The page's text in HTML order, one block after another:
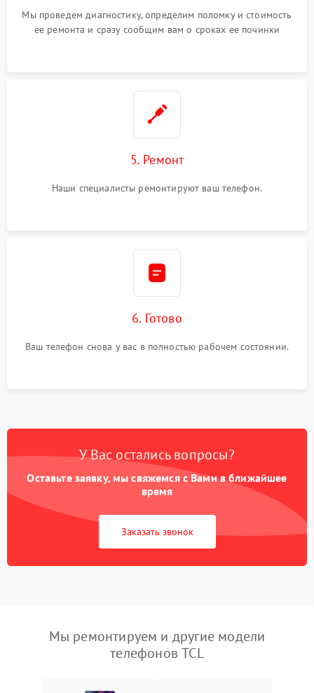
Мы проведем диагностику, определим поломку и стоимость
ее ремонта и сразу сообщим вам о сроках ее починки
5. Ремонт
Наши специалисты ремонтируют ваш телефон.
6. Готово
Ваш телефон снова у вас в полностью рабочем состоянии.
У Вас остались вопросы?
Оставьте заявку, мы свяжемся с Вами в ближайшее
время
Заказать звонок
Мы ремонтируем и другие модели
телефонов TCL